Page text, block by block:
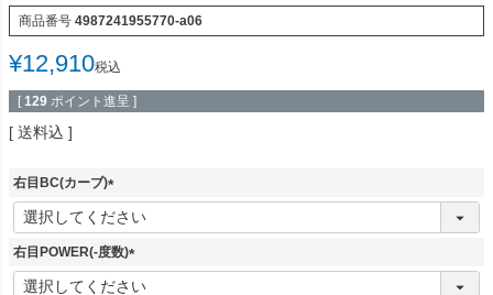
商品番号 4987241955770-a06
¥12,910税込
[ 129 ポイント進呈 ]
送料込
右目BC(カーブ)
(
必
須
右目POWER(-度数)
(